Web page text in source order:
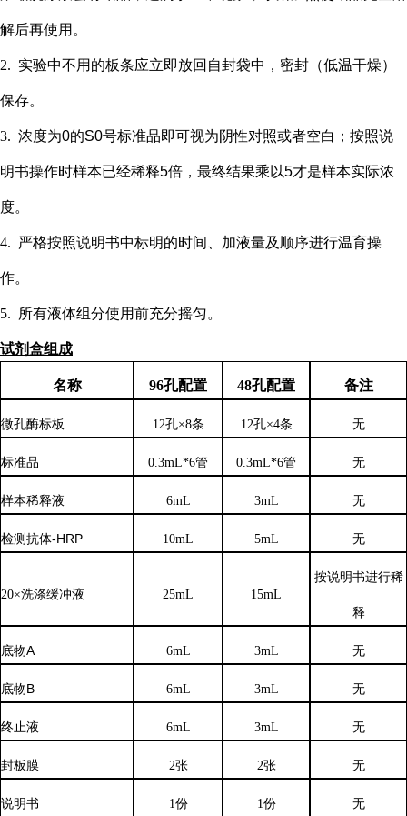
解后再使用。
2. 实验中不用的板条应立即放回自封袋中，密封（低温干燥）
保存。
3. 浓度为0的S0号标准品即可视为阴性对照或者空白；按照说
明书操作时样本已经稀释5倍，最终结果乘以5才是样本实际浓
度。
4. 严格按照说明书中标明的时间、加液量及顺序进行温育操
作。
5. 所有液体组分使用前充分摇匀。
试剂盒组成
名称 96孔配置 48孔配置 备注
微孔酶标板 12孔×8条 12孔×4条 无
标准品 0.3mL*6管 0.3mL*6管 无
样本稀释液 6mL 3mL 无
检测抗体-HRP 10mL 5mL 无
20×洗涤缓冲液 25mL 15mL
按说明书进行稀
释
底物A 6mL 3mL 无
底物B 6mL 3mL 无
终止液 6mL 3mL 无
封板膜 2张 2张 无
说明书 1份 1份 无